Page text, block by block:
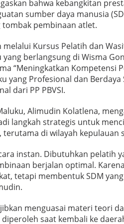
bahwa kebangkitan
sumber daya manusia
pembinaan atlet.
Kursus Pelatih dan
berlangsung di Wisma
“Meningkatkan Kompetensi
yang Profesional dan Berdaya
dari PP PBVSI.
Alimudin Kolatlena,
langkah strategis untuk
di wilayah kepulauan
instan. Dibutuhkan pelatih
berjalan optimal.
tetapi membentuk SDM
menguasai materi teori
saat kembali ke